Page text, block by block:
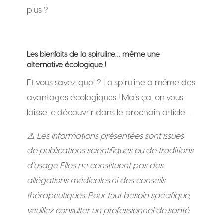
plus ?
Les bienfaits de la spiruline… même une
alternative écologique !
Et vous savez quoi ? La spiruline a même des
avantages écologiques ! Mais ça, on vous
laisse le découvrir dans le prochain article…
⚠️ Les informations présentées sont issues
de publications scientifiques ou de traditions
d’usage. Elles ne constituent pas des
allégations médicales ni des conseils
thérapeutiques. Pour tout besoin spécifique,
veuillez consulter un professionnel de santé.